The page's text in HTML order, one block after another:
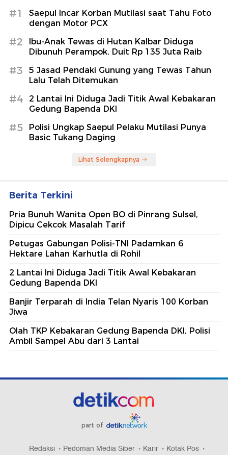
#1
Saepul Incar Korban Mutilasi saat Tahu Foto
dengan Motor PCX
#2
Ibu-Anak Tewas di Hutan Kalbar Diduga
Dibunuh Perampok, Duit Rp 135 Juta Raib
#3
5 Jasad Pendaki Gunung yang Tewas Tahun
Lalu Telah Ditemukan
#4
2 Lantai Ini Diduga Jadi Titik Awal Kebakaran
Gedung Bapenda DKI
#5
Polisi Ungkap Saepul Pelaku Mutilasi Punya
Basic Tukang Daging
Lihat Selengkapnya
Berita Terkini
Pria Bunuh Wanita Open BO di Pinrang Sulsel,
Dipicu Cekcok Masalah Tarif
Petugas Gabungan Polisi-TNI Padamkan 6
Hektare Lahan Karhutla di Rohil
2 Lantai Ini Diduga Jadi Titik Awal Kebakaran
Gedung Bapenda DKI
Banjir Terparah di India Telan Nyaris 100 Korban
Jiwa
Olah TKP Kebakaran Gedung Bapenda DKI, Polisi
Ambil Sampel Abu dari 3 Lantai
part of
Redaksi Pedoman Media Siber Karir Kotak Pos